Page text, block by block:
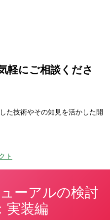
軽にご相談くださ
た技術やその知見を活かした開
ト
ーアルの検討
実装編